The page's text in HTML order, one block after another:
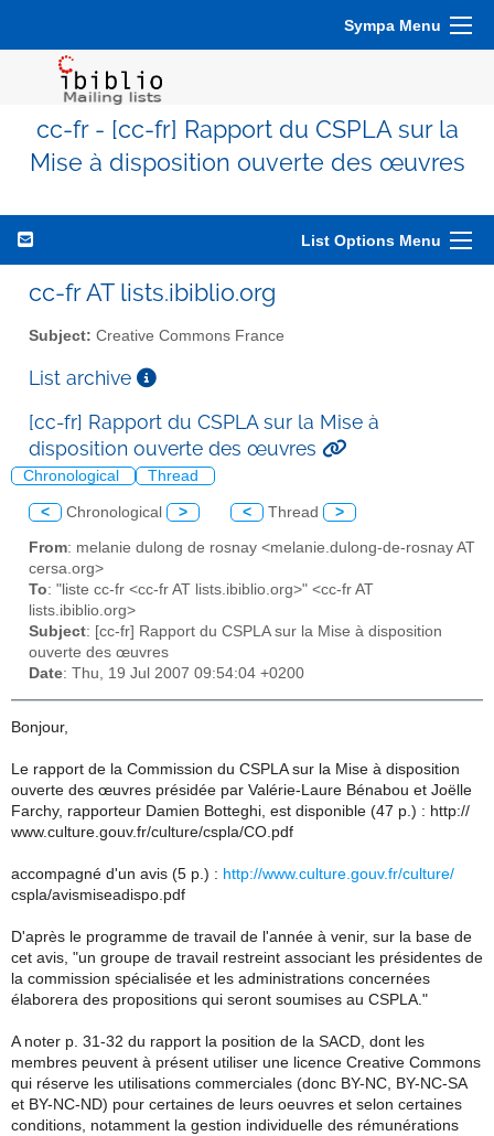
Sympa Menu
cc-fr - [cc-fr] Rapport du CSPLA sur la
Mise à disposition ouverte des œuvres
List Options Menu
cc-fr AT lists.ibiblio.org
Subject: Creative Commons France
List archive
[cc-fr] Rapport du CSPLA sur la Mise à
disposition ouverte des œuvres
Chronological Thread
< Chronological > < Thread >
From: melanie dulong de rosnay <melanie.dulong-de-rosnay AT
cersa.org>
To: "liste cc-fr <cc-fr AT lists.ibiblio.org>" <cc-fr AT
lists.ibiblio.org>
Subject: [cc-fr] Rapport du CSPLA sur la Mise à disposition
ouverte des œuvres
Date: Thu, 19 Jul 2007 09:54:04 +0200
Bonjour,
Le rapport de la Commission du CSPLA sur la Mise à disposition
ouverte des œuvres présidée par Valérie-Laure Bénabou et Joëlle
Farchy, rapporteur Damien Botteghi, est disponible (47 p.) : http://
www.culture.gouv.fr/culture/cspla/CO.pdf
accompagné d'un avis (5 p.) : http://www.culture.gouv.fr/culture/
cspla/avismiseadispo.pdf
D'après le programme de travail de l'année à venir, sur la base de
cet avis, "un groupe de travail restreint associant les présidentes de
la commission spécialisée et les administrations concernées
élaborera des propositions qui seront soumises au CSPLA."
A noter p. 31-32 du rapport la position de la SACD, dont les
membres peuvent à présent utiliser une licence Creative Commons
qui réserve les utilisations commerciales (donc BY-NC, BY-NC-SA
et BY-NC-ND) pour certaines de leurs oeuvres et selon certaines
conditions, notamment la gestion individuelle des rémunérations